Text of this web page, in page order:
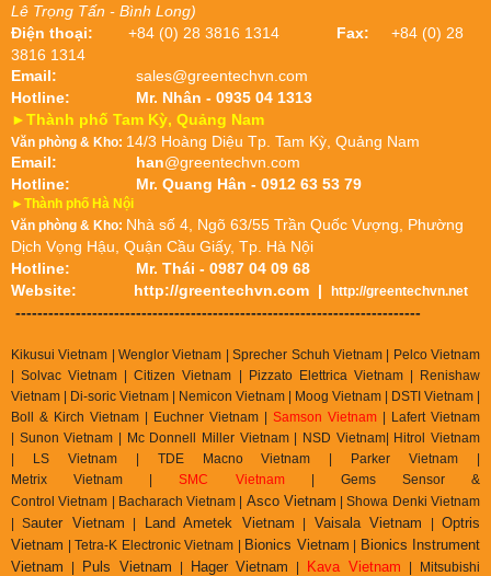
Lê Trọng Tấn - Bình Long)
Điện thoại: +84 (0) 28 3816 1314 Fax: +84 (0) 28
3816 1314
Email:
sales@greentechvn.com
Hotline:
Mr. Nhân - 0935 04 1313
►Thành phố Tam Kỳ, Quảng Nam
Văn phòng & Kho: 14/3 Hoàng Diệu Tp. Tam Kỳ, Quảng Nam
Email:
han@greentechvn.com
Hotline:
Mr. Quang Hân - 0912 63 53 79
►Thành phố Hà Nội
Văn phòng & Kho: Nhà số 4, Ngõ 63/55 Trần Quốc Vượng, Phường
Dịch Vọng Hậu, Quận Cầu Giấy, Tp. Hà Nội
Hotline:
Mr. Thái - 0987 04 09 68
Website: http://greentechvn.com | http://greentechvn.net
--------------------------------------------------------------------------
Kikusui Vietnam | Wenglor Vietnam | Sprecher Schuh Vietnam | Pelco Vietnam
| Solvac Vietnam | Citizen Vietnam | Pizzato Elettrica Vietnam| Renishaw
Vietnam | Di-soric Vietnam | Nemicon Vietnam | Moog Vietnam | DSTI Vietnam |
Boll & Kirch Vietnam | Euchner Vietnam | Samson Vietnam | Lafert Vietnam
| Sunon Vietnam | Mc Donnell Miller Vietnam | NSD Vietnam| Hitrol Vietnam
| LS Vietnam | TDE Macno Vietnam | Parker Vietnam |
MetrixVietnam |SMC Vietnam| Gems Sensor &
ControlVietnam | Bacharach Vietnam | Asco Vietnam |Showa Denki Vietnam
| Sauter Vietnam | Land Ametek Vietnam | Vaisala Vietnam |Optris
Vietnam | Tetra-K Electronic Vietnam | Bionics Vietnam | Bionics Instrument
Vietnam | Puls Vietnam | Hager Vietnam | Kava Vietnam | Mitsubishi